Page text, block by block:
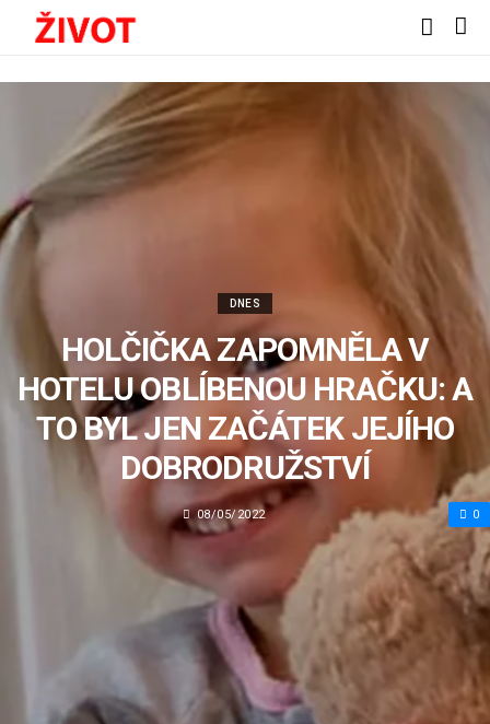
DNES
HOLČIČKA ZAPOMNĚLA V
HOTELU OBLÍBENOU HRAČKU: A
TO BYL JEN ZAČÁTEK JEJÍHO
DOBRODRUŽSTVÍ
08/05/2022 0